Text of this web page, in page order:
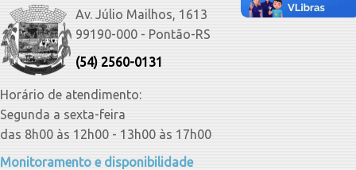
Av. Júlio Mailhos, 1613
99190-000 - Pontão-RS
(54) 2560-0131
Horário de atendimento:
Segunda a sexta-feira
das 8h00 às 12h00 - 13h00 às 17h00
Monitoramento e disponibilidade